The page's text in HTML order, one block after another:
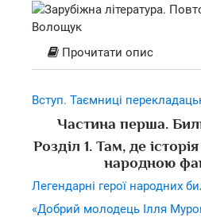
Прочитати опис
Вступ. Таємниці
Частина перша.
Розділ 1. Там, де
народною
Легендарні герої народних
«Добрий молодець Ілля